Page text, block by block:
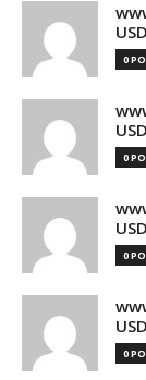
USD
0
USD
0
USD
0
USD
0